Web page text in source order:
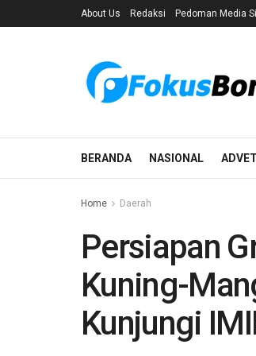
About Us Redaksi Pedoman Media
BERANDA NASIONAL
Home Daerah
Persiapan
Kuning-
Kunjungi